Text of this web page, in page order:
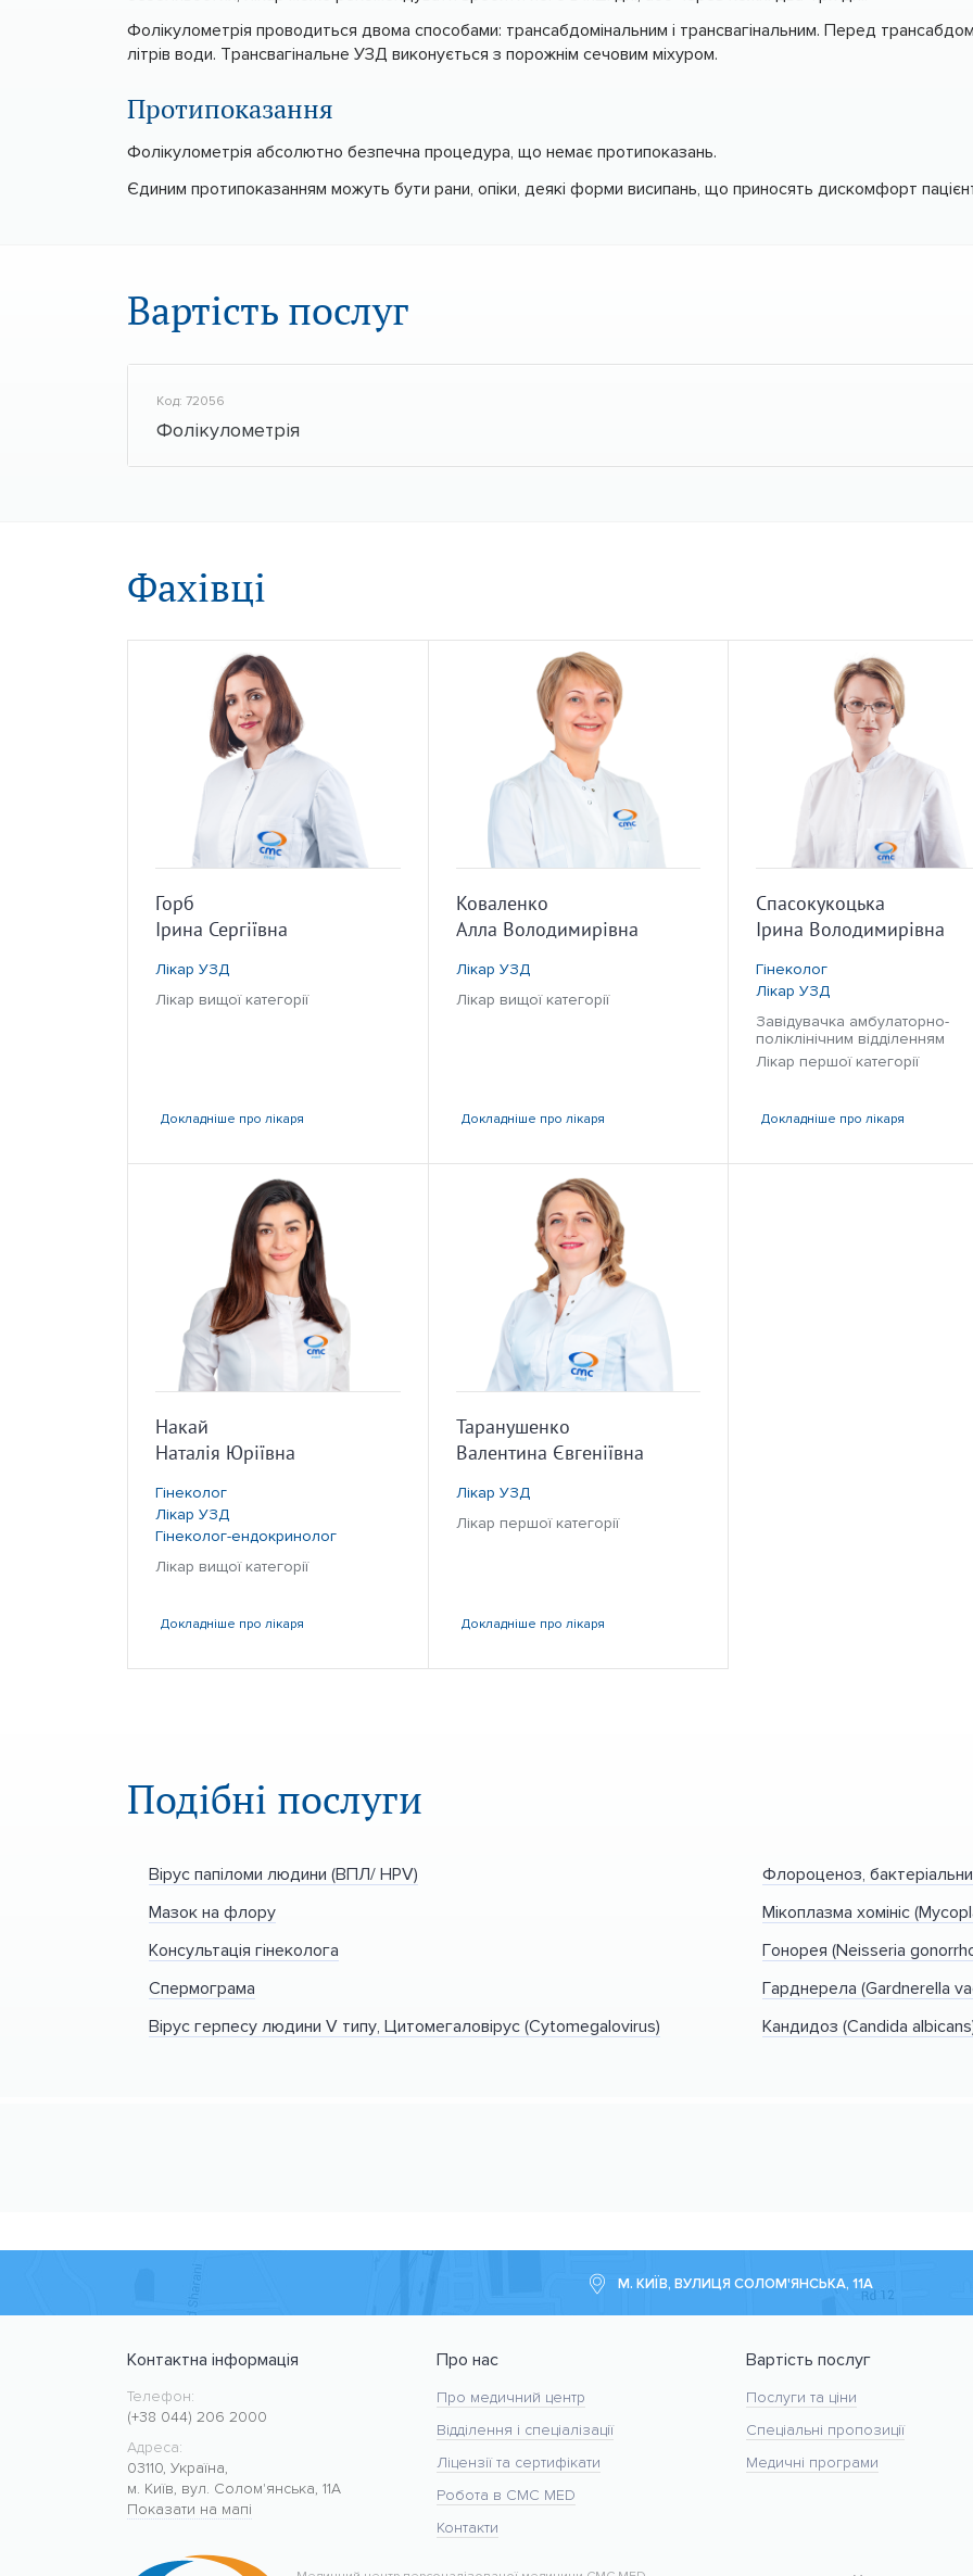
Фолікулометрія проводиться двома способами: трансабдомінальним і трансвагінальним. Перед
літрів води. Трансвагінальне УЗД виконується з порожнім сечовим міхуром.
Протипоказання
Фолікулометрія абсолютно безпечна процедура, що немає протипоказань.
Єдиним протипоказанням можуть бути рани, опіки, деякі форми висипань, що приносять дискомфорт
Вартість послуг
Код: 72056
Фолікулометрія
Фахівці
Горб
Ірина Сергіївна
Лікар УЗД
Лікар вищої категорії
Докладніше про лікаря
Коваленко
Алла Володимирівна
Лікар УЗД
Лікар вищої категорії
Докладніше про лікаря
Спасокукоцька
Ірина Володимирівна
Гінеколог
Лікар УЗД
Завідувачка амбулаторно-
поліклінічним відділенням
Лікар першої категорії
Докладніше про лікаря
Накай
Наталія Юріївна
Гінеколог
Лікар УЗД
Гінеколог-ендокринолог
Лікар вищої категорії
Докладніше про лікаря
Таранушенко
Валентина Євгеніївна
Лікар УЗД
Лікар першої категорії
Докладніше про лікаря
Подібні послуги
Вірус папіломи людини (ВПЛ/ HPV)
Мазок на флору
Консультація гінеколога
Спермограма
Вірус герпесу людини V типу, Цитомегаловірус (Cytomegalovirus)
Флороценоз,
Мікоплазма хомініс
Гонорея (Neisseria
Гарднерела (Gardnerella
Кандидоз (Candida
М. КИЇВ, ВУЛИЦЯ СОЛОМ'ЯНСЬКА, 11А
Контактна інформація
Медичний центр CMC MED
https://cmcmed.clinic
Телефон:
(+38 044) 206 2000
Адреса:
03110, Україна,
м. Київ, вул. Солом'янська, 11А
Показати на мапі
Про нас
Про медичний центр
Відділення і спеціалізації
Ліцензії та сертифікати
Робота в CMC MED
Контакти
Вартість послуг
Послуги та ціни
Спеціальні пропозиції
Медичні програми